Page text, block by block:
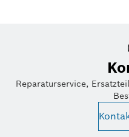
Reparaturservice,